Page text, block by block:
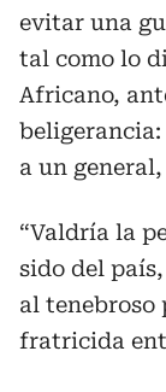
evitar una
tal como lo
Africano,
a un general,
“Valdría la
sido del
al tenebroso
fratricida